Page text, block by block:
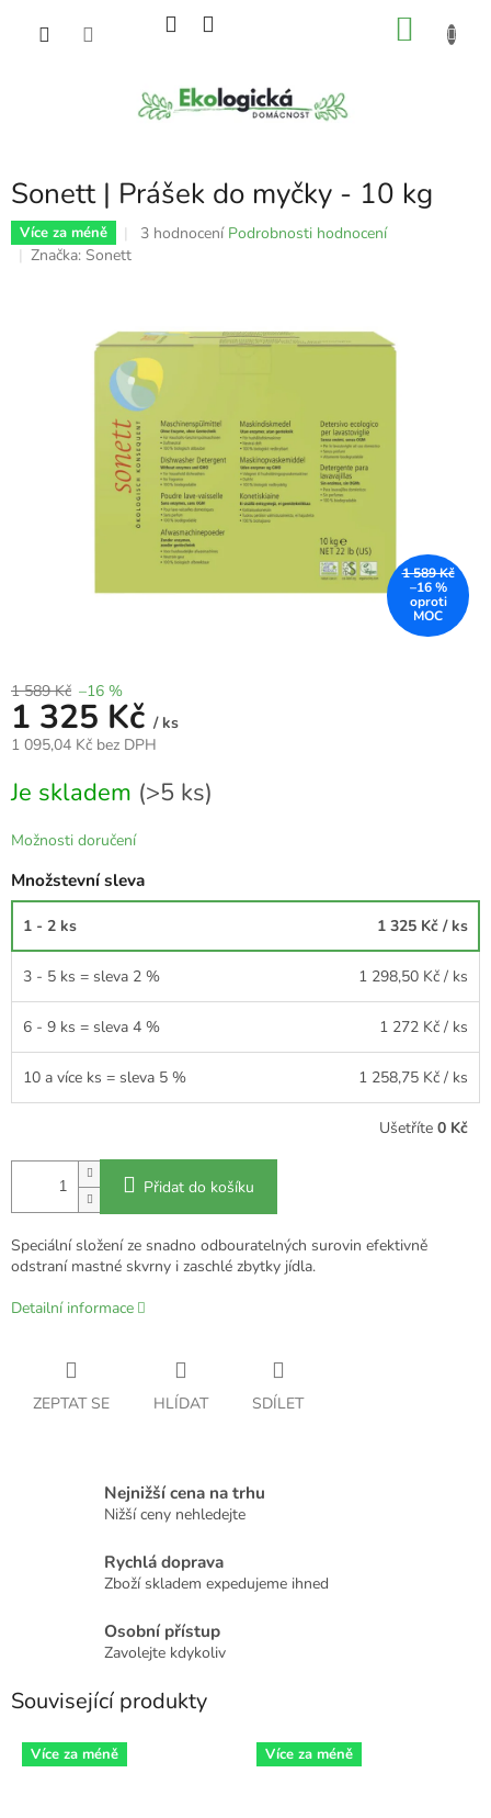
Sonett | Prášek do myčky - 10 kg
Více za méně
Průměrné
z
5
hvězdiček.
3 hodnocení Podrobnosti hodnocení
Značka: Sonett
1 589 Kč
–16 %
1 589 Kč –16 %
1 325 Kč / ks
1 095,04 Kč bez DPH
cena:
Je skladem (>5 ks)
Možnosti doručení
Množstevní sleva
1 - 2 ks 1 325 Kč / ks
3 - 5 ks = sleva 2 % 1 298,50 Kč / ks
6 - 9 ks = sleva 4 % 1 272 Kč / ks
10 a více ks = sleva 5 % 1 258,75 Kč / ks
Ušetříte 0 Kč
Přidat do košíku
Speciální složení ze snadno odbouratelných surovin efektivně
odstraní mastné skvrny i zaschlé zbytky jídla.
Detailní informace
ZEPTAT SE HLÍDAT SDÍLET
Nejnižší cena na trhu
Nižší ceny nehledejte
Rychlá doprava
Zboží skladem expedujeme ihned
Osobní přístup
Zavolejte kdykoliv
Související produkty
Více za méně Více za méně